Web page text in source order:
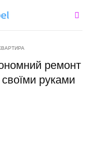
ремонт
своїми руками